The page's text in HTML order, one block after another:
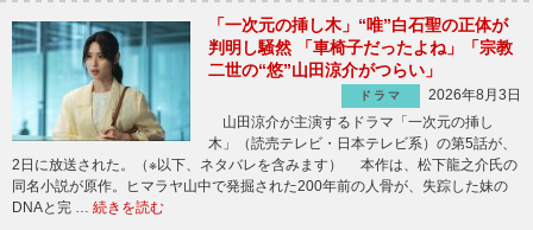
「一次元の挿し木」“唯”白石聖の正体が
判明し騒然 「車椅子だったよね」「宗教
二世の“悠”山田涼介がつらい」
ドラマ
2026年8月3日
山田涼介が主演するドラマ「一次元の挿し
木」（読売テレビ・日本テレビ系）の第5話が、
2日に放送された。（※以下、ネタバレを含みます） 本作は、松下龍之介氏の
同名小説が原作。ヒマラヤ山中で発掘された200年前の人骨が、失踪した妹の
DNAと完 … 続きを読む